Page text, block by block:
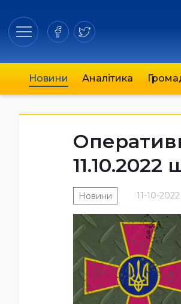
Новини Аналітика
11-10-
Новини